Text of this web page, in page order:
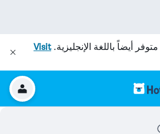
متوفر أيضاً باللغة الإنجليزية.Visit